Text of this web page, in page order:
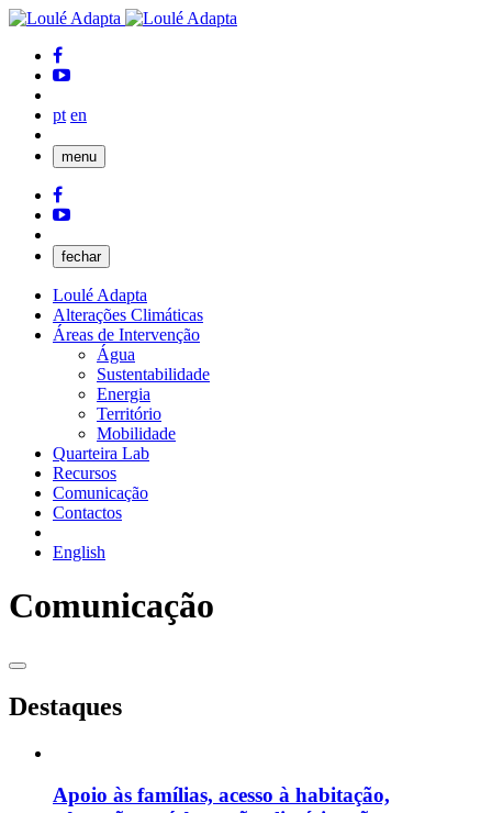
pt en
menu
fechar
Loulé Adapta
Alterações Climáticas
Áreas de Intervenção
Água
Sustentabilidade
Energia
Território
Mobilidade
Quarteira Lab
Recursos
Comunicação
Contactos
English
Comunicação
Destaques
Apoio às famílias, acesso à habitação,